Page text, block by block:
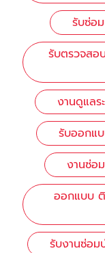
รับซ่อ
รับตรวจสอ
งานดูแลร
รับออกแบ
งานซ่อ
ออกแบบ ติ
รับงานซ่อม